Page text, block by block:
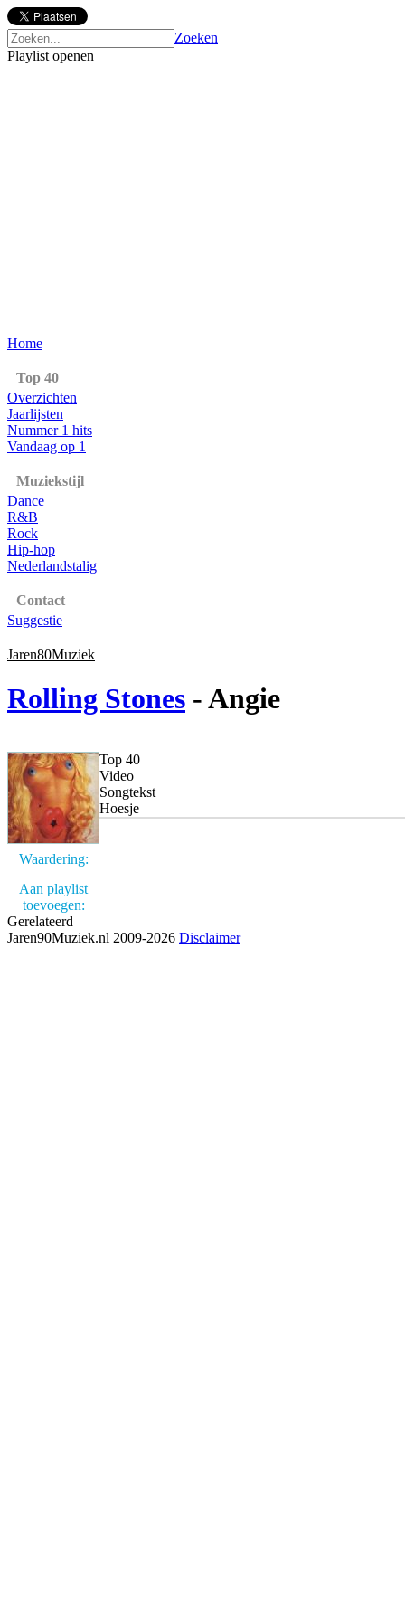
Zoeken
Playlist openen
Home
Top 40
Overzichten
Jaarlijsten
Nummer 1 hits
Vandaag op 1
Muziekstijl
Dance
R&B
Rock
Hip-hop
Nederlandstalig
Contact
Suggestie
Jaren80Muziek
Rolling Stones - Angie
Waardering:
Aan playlist
toevoegen:
Top 40
Video
Songtekst
Hoesje
Gerelateerd
Jaren90Muziek.nl 2009-2026 Disclaimer